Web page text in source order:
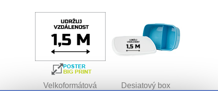
Velkoformátová
Desiatový box